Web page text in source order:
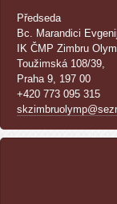
Předseda
Bc. Marandici Evgenij
IK ČMP Zimbru
Toužimská 108/39,
Praha 9, 197 00
+420 773 095 315